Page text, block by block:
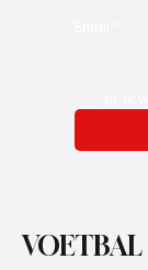
VOETBAL